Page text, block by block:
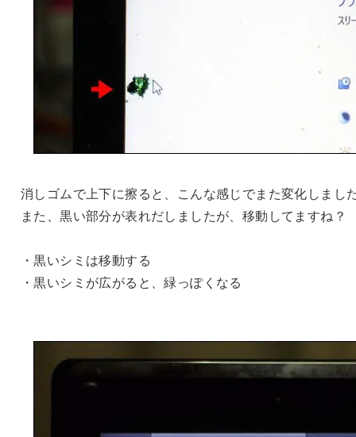
消しゴムで上下に擦ると、こんな感じでまた変化しまし
また、黒い部分が表れだしましたが、移動してますね？
・黒いシミは移動する
・黒いシミが広がると、緑っぽくなる